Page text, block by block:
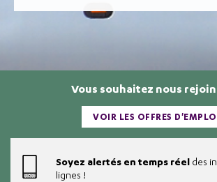
Vous souhaitez nous
VOIR LES OFFRES
Soyez alertés en temps réel des
lignes !